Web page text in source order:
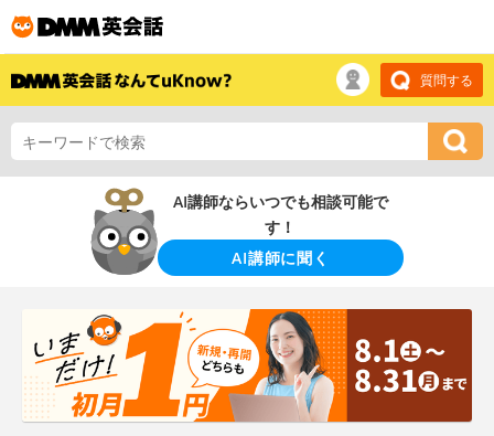
質問する
AI講師ならいつでも相談可能で
す！
AI講師に聞く